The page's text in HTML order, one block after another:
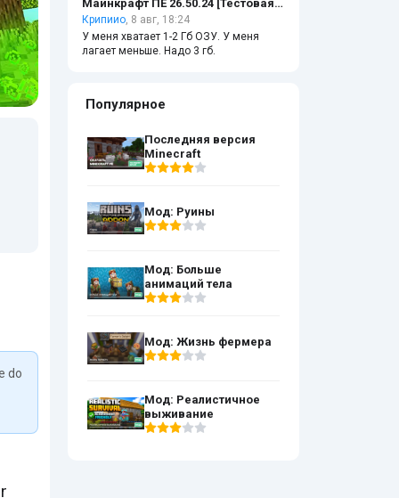
do
Майнкрафт ПЕ 26.50.24 [Тестовая версия]
Крипиио, 8 авг, 18:24
У меня хватает 1-2 Гб ОЗУ. У меня
лагает меньше. Надо 3 гб.
Популярное
Последняя версия
Minecraft
Мод: Руины
Мод: Больше
анимаций тела
Мод: Жизнь фермера
Мод: Реалистичное
выживание